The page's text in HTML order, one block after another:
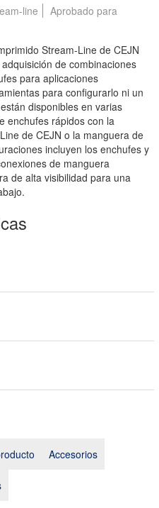
line
Aprobado para
Stream-Line de CEJN
de combinaciones
para aplicaciones
para configurarlo ni un
disponibles en varias
enchufes rápidos con la
de CEJN o la manguera de
incluyen los enchufes y
de manguera
de alta visibilidad para una
Accesorios